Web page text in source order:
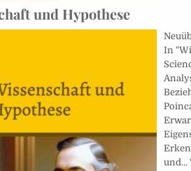
und Hypothese
In
und…